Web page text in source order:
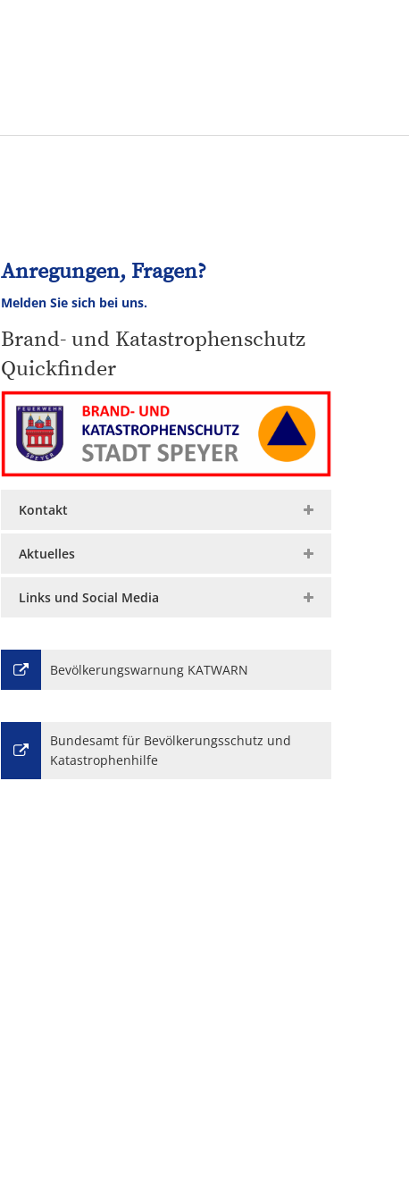
Anregungen, Fragen?
Melden Sie sich bei uns.
Brand- und Katastrophenschutz
Quickfinder
Kontakt
Aktuelles
Links und Social Media
Bevölkerungswarnung KATWARN
Bundesamt für Bevölkerungsschutz und
Katastrophenhilfe